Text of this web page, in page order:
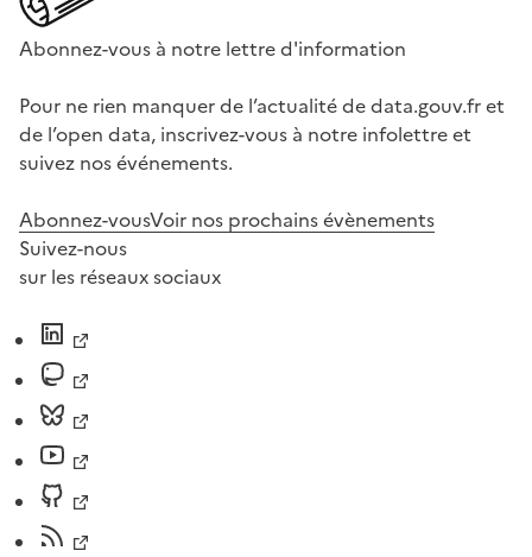
Abonnez-vous à notre lettre d'information
Pour ne rien manquer de l’actualité de data.gouv.fr et
de l’open data, inscrivez-vous à notre infolettre et
suivez nos événements.
Abonnez-vousVoir nos prochains évènements
Suivez-nous
sur les réseaux sociaux